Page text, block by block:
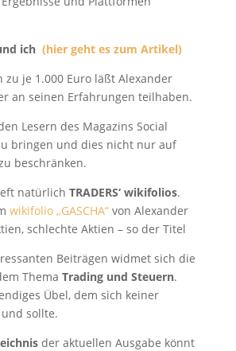
ich (hier geht es zum Artikel)
zu je 1.000 Euro läßt Alexander
an seinen Erfahrungen teilhaben.
Lesern des Magazins Social
bringen und dies nicht nur auf
beschränken.
natürlich TRADERS‘ wikifolios.
wikifolio „GASCHA“von Alexander
schlechte Aktien – so der Titel
Beiträgen widmet sich die
Thema Trading und Steuern.
Übel, dem sich keiner
sollte.
der aktuellen Ausgabe könnt